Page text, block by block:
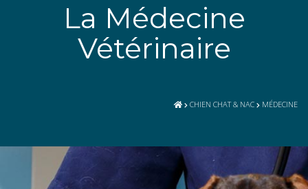
La Médecine
Vétérinaire
CHIEN CHAT & NAC MÉDECINE